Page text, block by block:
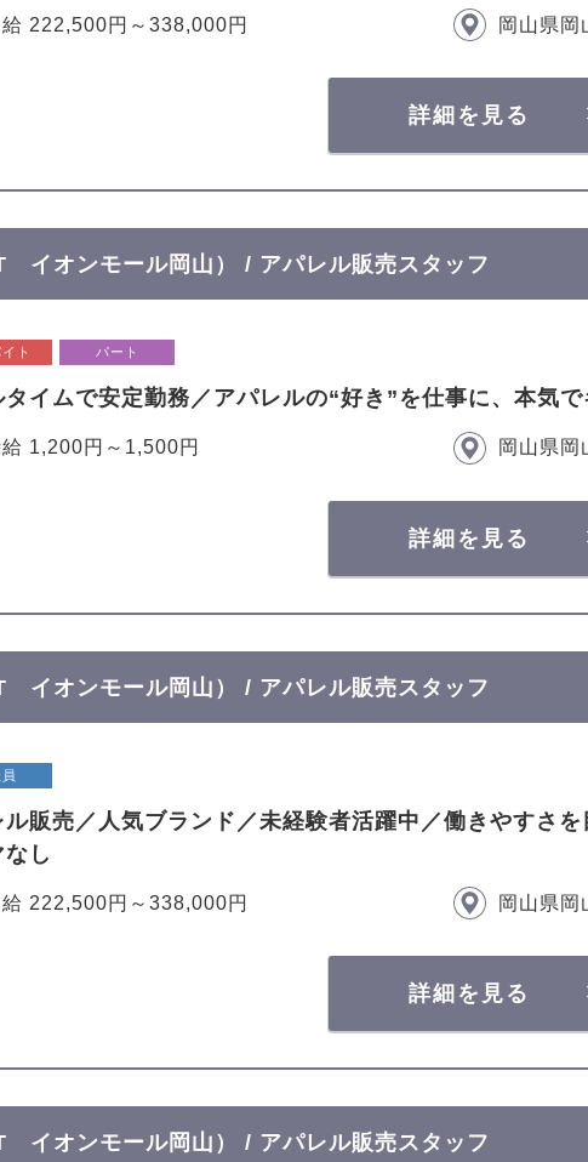
給 222,500円～338,000円 岡山県岡
詳細を見る
イオンモール岡山） / アパレル販売スタッフ
ト パート
タイムで安定勤務／アパレルの“好き”を仕事に、本気で
給 1,200円～1,500円 岡山県岡
詳細を見る
イオンモール岡山） / アパレル販売スタッフ
ル販売／人気ブランド／未経験者活躍中／働きやすさ
なし
給 222,500円～338,000円 岡山県岡
詳細を見る
イオンモール岡山） / アパレル販売スタッフ